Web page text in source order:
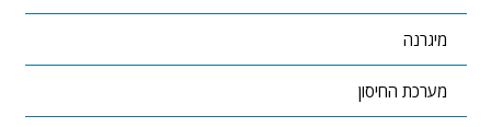
מיגרנה
מערכת החיסון